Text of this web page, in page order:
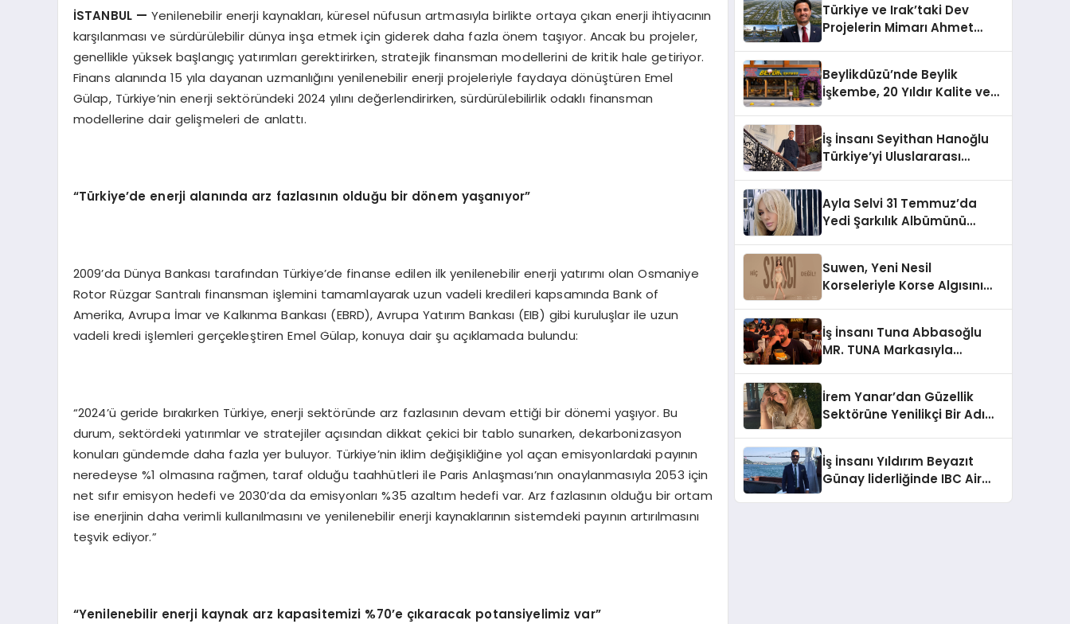
İSTANBUL — Yenilenebilir enerji kaynakları, küresel nüfusun artmasıyla birlikte ortaya çıkan enerji ihtiyacının
karşılanması ve sürdürülebilir dünya inşa etmek için giderek daha fazla önem taşıyor. Ancak bu projeler,
genellikle yüksek başlangıç yatırımları gerektirirken, stratejik finansman modellerini de kritik hale getiriyor.
Finans alanında 15 yıla dayanan uzmanlığını yenilenebilir enerji projeleriyle faydaya dönüştüren Emel
Gülap, Türkiye’nin enerji sektöründeki 2024 yılını değerlendirirken, sürdürülebilirlik odaklı finansman
modellerine dair gelişmeleri de anlattı.
“Türkiye’de enerji alanında arz fazlasının olduğu bir dönem yaşanıyor”
2009’da Dünya Bankası tarafından Türkiye’de finanse edilen ilk yenilenebilir enerji yatırımı olan Osmaniye
Rotor Rüzgar Santralı finansman işlemini tamamlayarak uzun vadeli kredileri kapsamında Bank of
Amerika, Avrupa İmar ve Kalkınma Bankası (EBRD), Avrupa Yatırım Bankası (EIB) gibi kuruluşlar ile uzun
vadeli kredi işlemleri gerçekleştiren Emel Gülap, konuya dair şu açıklamada bulundu:
“2024’ü geride bırakırken Türkiye, enerji sektöründe arz fazlasının devam ettiği bir dönemi yaşıyor. Bu
durum, sektördeki yatırımlar ve stratejiler açısından dikkat çekici bir tablo sunarken, dekarbonizasyon
konuları gündemde daha fazla yer buluyor. Türkiye’nin iklim değişikliğine yol açan emisyonlardaki payının
neredeyse %1 olmasına rağmen, taraf olduğu taahhütleri ile Paris Anlaşması’nın onaylanmasıyla 2053 için
net sıfır emisyon hedefi ve 2030’da da emisyonları %35 azaltım hedefi var. Arz fazlasının olduğu bir ortam
ise enerjinin daha verimli kullanılmasını ve yenilenebilir enerji kaynaklarının sistemdeki payının artırılmasını
teşvik ediyor.”
“Yenilenebilir enerji kaynak arz kapasitemizi %70’e çıkaracak potansiyelimiz var”
Türkiye ve Irak’taki Dev
Projelerin Mimarı Ahmet
Holding Industrial City”
Projesini Hayata Geçirecek
Beylikdüzü’nde Beylik
İşkembe, 20 Yıldır Kalite ve
İş İnsanı Seyithan Hanoğlu
Türkiye’yi Uluslararası
Ayla Selvi 31 Temmuz’da
Yedi Şarkılık Albümünü
Suwen, Yeni Nesil
Korseleriyle Korse Algısını
İş İnsanı Tuna Abbasoğlu
MR. TUNA Markasıyla
İrem Yanar’dan Güzellik
Sektörüne Yenilikçi Bir Adım:
İş İnsanı Yıldırım Beyazıt
Günay liderliğinde IBC Air